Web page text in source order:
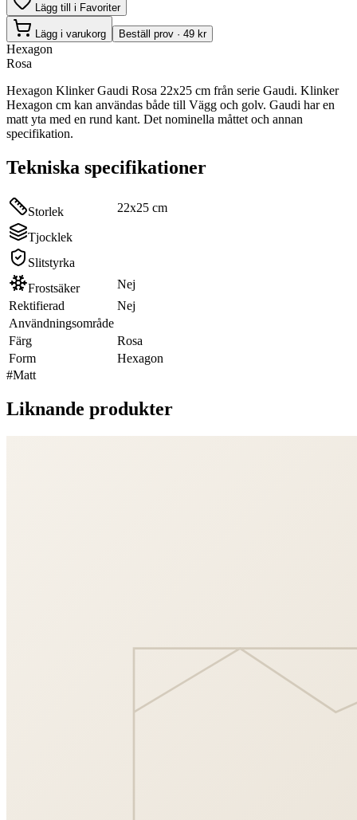
Lägg till i Favoriter
Lägg i varukorg Beställ prov · 49 kr
Hexagon
Rosa
Hexagon Klinker Gaudi Rosa 22x25 cm från serie Gaudi. Klinker
Hexagon cm kan användas både till Vägg och golv. Gaudi har en
matt yta med en rund kant. Det nominella måttet och annan
specifikation.
Tekniska specifikationer
Storlek 22x25 cm
Tjocklek
Slitstyrka
Frostsäker
Nej
Rektifierad
Nej
Användningsområde
Färg
Rosa
Form
Hexagon
#Matt
Liknande produkter